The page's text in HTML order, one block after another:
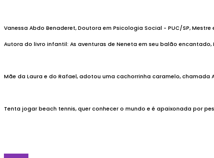
Vanessa Abdo Benaderet, Doutora em Psicologia Social - PUC/SP,
Autora do livro infantil: As aventuras de Neneta em seu balão encantado,
Mãe da Laura e do Rafael, adotou uma cachorrinha caramelo, chamada
Tenta jogar beach tennis, quer conhecer o mundo e é apaixonada por